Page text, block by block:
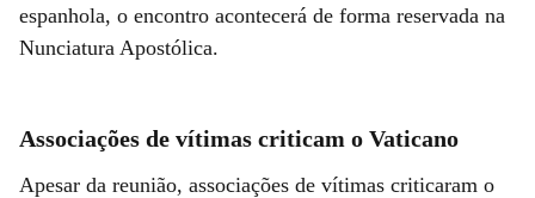
espanhola, o encontro acontecerá de forma reservada na
Nunciatura Apostólica.
Associações de vítimas criticam o Vaticano
Apesar da reunião, associações de vítimas criticaram o